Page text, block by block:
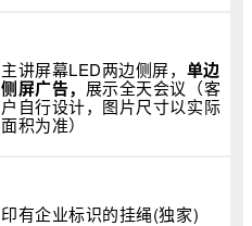
主讲屏幕LED两边侧屏， 单边
侧屏广告， 展示全天会议（客
户自行设计，图片尺寸以实际
面积为准）
印有企业标识的挂绳(独家)